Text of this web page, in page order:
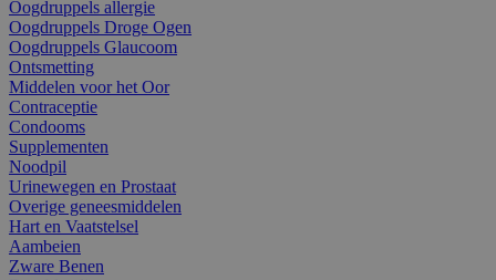
Oogdruppels allergie
Oogdruppels Droge Ogen
Oogdruppels Glaucoom
Ontsmetting
Middelen voor het Oor
Contraceptie
Condooms
Supplementen
Noodpil
Urinewegen en Prostaat
Overige geneesmiddelen
Hart en Vaatstelsel
Aambeien
Zware Benen